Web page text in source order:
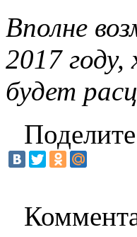
Вполне
2017
будет